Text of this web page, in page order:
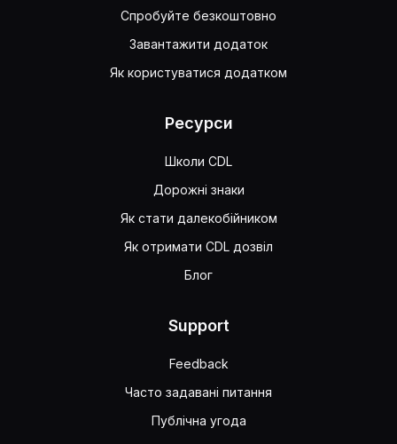
Спробуйте безкоштовно
Завантажити додаток
Як користуватися додатком
Ресурси
Школи CDL
Дорожні знаки
Як стати далекобійником
Як отримати CDL дозвіл
Блог
Support
Feedback
Часто задавані питання
Публічна угода